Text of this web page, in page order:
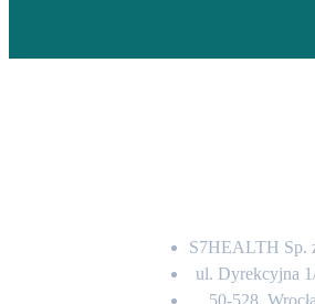
S7HEALTH Sp.
ul. Dyrekcyjna